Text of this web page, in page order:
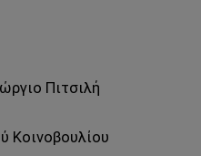
Πιτσιλή
Κοινοβουλίου